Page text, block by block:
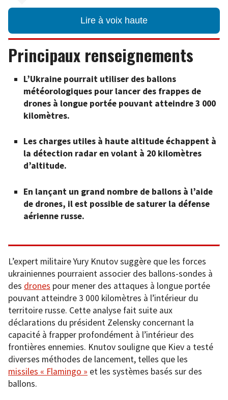
Lire à voix haute
Principaux renseignements
L’Ukraine pourrait utiliser des ballons
météorologiques pour lancer des frappes de
drones à longue portée pouvant atteindre 3 000
kilomètres.
Les charges utiles à haute altitude échappent à
la détection radar en volant à 20 kilomètres
d’altitude.
En lançant un grand nombre de ballons à l’aide
de drones, il est possible de saturer la défense
aérienne russe.
L’expert militaire Yury Knutov suggère que les forces
ukrainiennes pourraient associer des ballons-sondes à
des drones pour mener des attaques à longue portée
pouvant atteindre 3 000 kilomètres à l’intérieur du
territoire russe. Cette analyse fait suite aux
déclarations du président Zelensky concernant la
capacité à frapper profondément à l’intérieur des
frontières ennemies. Knutov souligne que Kiev a testé
diverses méthodes de lancement, telles que les
missiles « Flamingo » et les systèmes basés sur des
ballons.